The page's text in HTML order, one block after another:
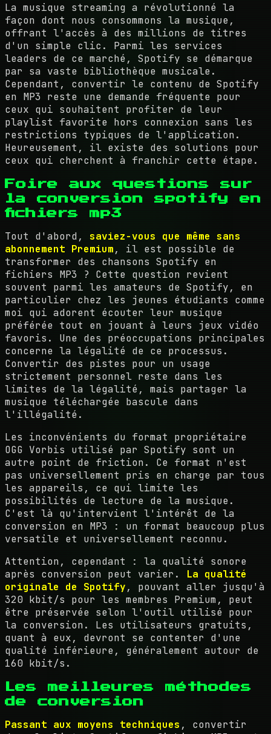
La musique streaming a révolutionné la
façon dont nous consommons la musique,
offrant l'accès à des millions de titres
d'un simple clic. Parmi les services
leaders de ce marché, Spotify se démarque
par sa vaste bibliothèque musicale.
Cependant, convertir le contenu de Spotify
en MP3 reste une demande fréquente pour
ceux qui souhaitent profiter de leur
playlist favorite hors connexion sans les
restrictions typiques de l'application.
Heureusement, il existe des solutions pour
ceux qui cherchent à franchir cette étape.
Foire aux questions sur
la conversion spotify en
fichiers mp3
Tout d'abord, saviez-vous que même sans
abonnement Premium, il est possible de
transformer des chansons Spotify en
fichiers MP3 ? Cette question revient
souvent parmi les amateurs de Spotify, en
particulier chez les jeunes étudiants comme
moi qui adorent écouter leur musique
préférée tout en jouant à leurs jeux vidéo
favoris. Une des préoccupations principales
concerne la légalité de ce processus.
Convertir des pistes pour un usage
strictement personnel reste dans les
limites de la légalité, mais partager la
musique téléchargée bascule dans
l'illégalité.
Les inconvénients du format propriétaire
OGG Vorbis utilisé par Spotify sont un
autre point de friction. Ce format n'est
pas universellement pris en charge par tous
les appareils, ce qui limite les
possibilités de lecture de la musique.
C'est là qu'intervient l'intérêt de la
conversion en MP3 : un format beaucoup plus
versatile et universellement reconnu.
Attention, cependant : la qualité sonore
après conversion peut varier. La qualité
originale de Spotify, pouvant aller jusqu'à
320 kbit/s pour les membres Premium, peut
être préservée selon l'outil utilisé pour
la conversion. Les utilisateurs gratuits,
quant à eux, devront se contenter d'une
qualité inférieure, généralement autour de
160 kbit/s.
Les meilleures méthodes
de conversion
Passant aux moyens techniques , convertir